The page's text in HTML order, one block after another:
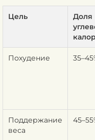
Цель
Доля
Похудение
Поддержание
веса